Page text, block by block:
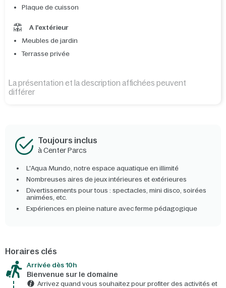
Plaque de cuisson
A l'extérieur
Meubles de jardin
Terrasse privée
La présentation et la description affichées peuvent
différer
Toujours inclus
à Center Parcs
L'Aqua Mundo, notre espace aquatique en illimité
Nombreuses aires de jeux intérieures et extérieures
Divertissements pour tous : spectacles, mini disco, soirées
animées, etc.
Expériences en pleine nature avec ferme pédagogique
Horaires clés
Arrivée dès 10h​
Bienvenue sur le domaine​
Arrivez quand vous souhaitez pour profiter des activités et